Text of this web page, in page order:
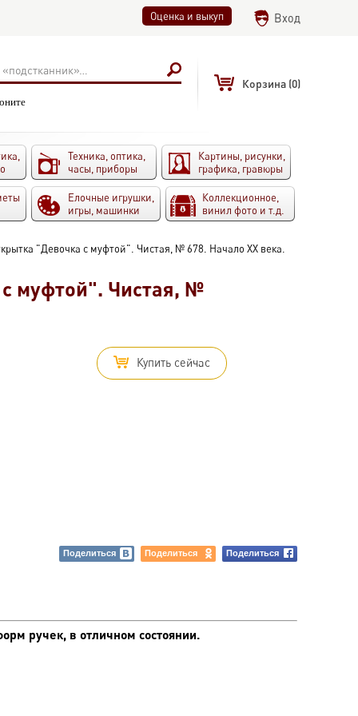
Оценка и выкуп Вход
Корзина (0)
Техника, оптика,
часы, приборы
Картины, рисунки,
графика, гравюры
Елочные игрушки,
игры, машинки
Коллекционное,
винил фото и т.д.
"Девочка с муфтой". Чистая, № 678. Начало XX века.
муфтой". Чистая, №
Купить сейчас
Поделиться Поделиться Поделиться
ручек, в отличном состоянии.